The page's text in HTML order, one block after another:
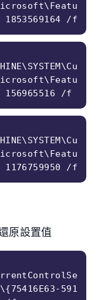
1853569164 /f
156965516 /f
1176759950 /f
原設置值
591